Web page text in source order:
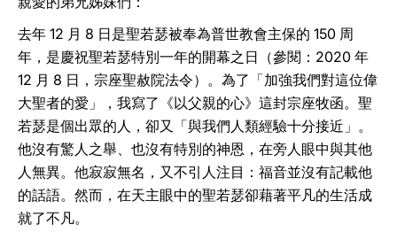
去年 12 月 8 日是聖若瑟被奉為普世教會主保的 150 周
年，是慶祝聖若瑟特別一年的開幕之日（參閱：2020 年
12 月 8 日，宗座聖赦院法令）。為了「加強我們對這位偉
大聖者的愛」，我寫了《以父親的心》這封宗座牧函。聖
若瑟是個出眾的人，卻又「與我們人類經驗十分接近」。
他沒有驚人之舉、也沒有特別的神恩，在旁人眼中與其他
人無異。他寂寂無名，又不引人注目：福音並沒有記載他
的話語。然而，在天主眼中的聖若瑟卻藉著平凡的生活成
就了不凡。